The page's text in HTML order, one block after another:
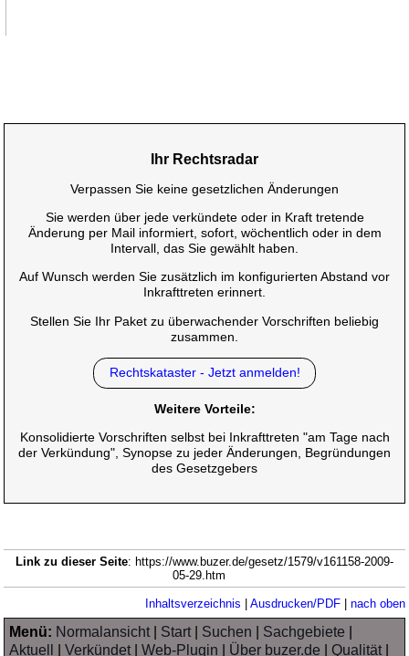
Ihr Rechtsradar
Verpassen Sie keine gesetzlichen Änderungen
Sie werden über jede verkündete oder in Kraft tretende
Änderung per Mail informiert, sofort, wöchentlich oder in dem
Intervall, das Sie gewählt haben.
Auf Wunsch werden Sie zusätzlich im konfigurierten Abstand vor
Inkrafttreten erinnert.
Stellen Sie Ihr Paket zu überwachender Vorschriften beliebig
zusammen.
Rechtskataster - Jetzt anmelden!
Weitere Vorteile:
Konsolidierte Vorschriften selbst bei Inkrafttreten "am Tage nach
der Verkündung", Synopse zu jeder Änderungen, Begründungen
des Gesetzgebers
Link zu dieser Seite: https://www.buzer.de/gesetz/1579/v161158-2009-
05-29.htm
Inhaltsverzeichnis Ausdrucken/PDF| nach oben
Menü: Normalansicht| Start| Suchen Sachgebiete
Aktuell
|Verkündet|Web-Plugin Über buzer.de |Qualität|